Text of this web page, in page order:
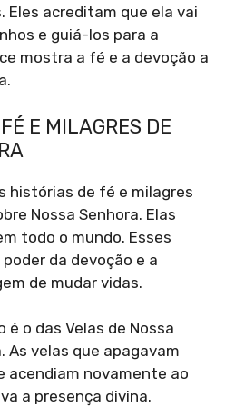
Eles acreditam que ela vai
e guiá-los para a
mostra a fé e a devoção a
E MILAGRES DE
histórias de fé e milagres
Nossa Senhora. Elas
todo o mundo. Esses
da devoção e a
de mudar vidas.
é o das Velas de Nossa
As velas que apagavam
acendiam novamente ao
a presença divina.